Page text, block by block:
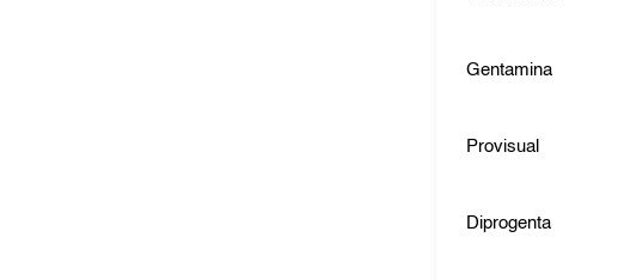
Gentamina
Provisual
Diprogenta